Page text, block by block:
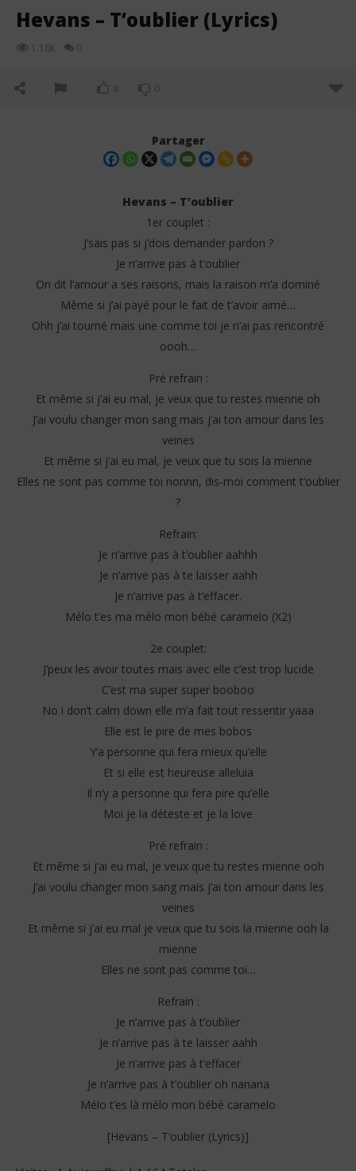
Hevans – T’oublier (Lyrics)
1.16K 0
8 0
NOW VIEWING
mai
2025
Stone
Partager
Hevans – T’oublier
1er couplet :
J’sais pas si j’dois demander pardon ?
Je n’arrive pas à t’oublier
On dit l’amour a ses raisons, mais la raison m’a dominé
Même si j’ai payé pour le fait de t’avoir aimé…
Ohh j’ai tourné mais une comme toi je n’ai pas rencontré
oooh…
Pré refrain :
Et même si j’ai eu mal, je veux que tu restes mienne oh
J’ai voulu changer mon sang mais j’ai ton amour dans les
veines
Et même si j’ai eu mal, je veux que tu sois la mienne
Elles ne sont pas comme toi nonnn, dis-moi comment t’oublier
?
Refrain:
Je n’arrive pas à t’oublier aahhh
Je n’arrive pas à te laisser aahh
Je n’arrive pas à t’effacer.
Mélo t’es ma mélo mon bébé caramelo (X2)
2e couplet:
J’peux les avoir toutes mais avec elle c’est trop lucide
C’est ma super super booboo
No i don’t calm down elle m’a fait tout ressentir yaaa
Elle est le pire de mes bobos
Y’a personne qui fera mieux qu’elle
Et si elle est heureuse alleluia
Il n’y a personne qui fera pire qu’elle
Moi je la déteste et je la love
Pré refrain :
Et même si j’ai eu mal, je veux que tu restes mienne ooh
J’ai voulu changer mon sang mais j’ai ton amour dans les
veines
Et même si j’ai eu mal je veux que tu sois la mienne ooh la
mienne
Elles ne sont pas comme toi…
Refrain :
Je n’arrive pas à t’oublier
Je n’arrive pas à te laisser aahh
Je n’arrive pas à t’effacer
Je n’arrive pas à t’oublier oh nanana
Mélo t’es là mélo mon bébé caramelo
[Hevans – T’oublier (Lyrics)]